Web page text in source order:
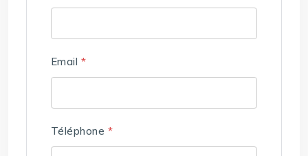
Email *
Téléphone *